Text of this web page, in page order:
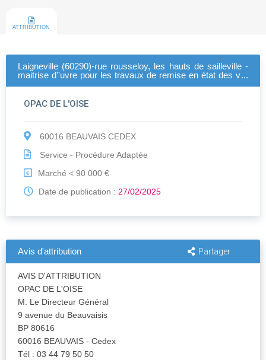
ATTRIBUTION
Laigneville (60290)-rue rousseloy, les hauts de sailleville -
maitrise d''uvre pour les travaux de remise en état des vrd
OPAC DE L'OISE
60016 BEAUVAIS CEDEX
Service - Procédure Adaptée
€
Marché < 90 000 €
Date de publication : 27/02/2025
Avis d'attribution Partager
AVIS D'ATTRIBUTION
OPAC DE L'OISE
M. Le Directeur Général
9 avenue du Beauvaisis
BP 80616
60016 BEAUVAIS - Cedex
Tél : 03 44 79 50 50